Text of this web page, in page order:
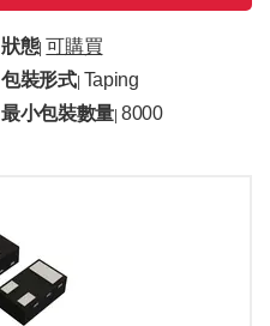
狀態| 可購買
包裝形式| Taping
最小包裝數量 |8000